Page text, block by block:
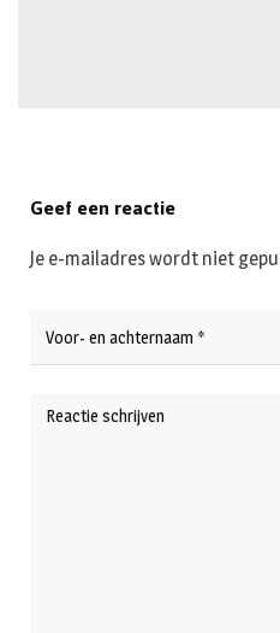
Geef een reactie
Je e-mailadres wordt niet